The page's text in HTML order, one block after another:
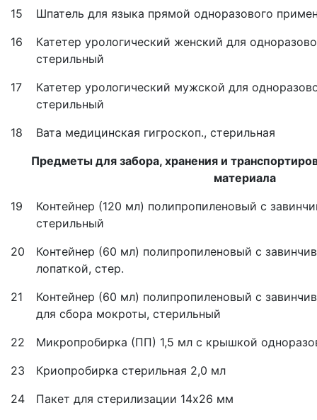
15
Шпатель для языка прямой одноразового
16
Катетер урологический женский для
стерильный
17
Катетер урологический мужской для
стерильный
18
Вата медицинская гигроскоп., стерильная
Предметы для забора, хранения и
материала
19
Контейнер (120 мл) полипропиленовый с
стерильный
20
Контейнер (60 мл) полипропиленовый с
лопаткой, стер.
21
Контейнер (60 мл) полипропиленовый с
для сбора мокроты, стерильный
22
Микропробирка (ПП) 1,5 мл с крышкой
23
Криопробирка стерильная 2,0 мл
24
Пакет для стерилизации 14х26 мм